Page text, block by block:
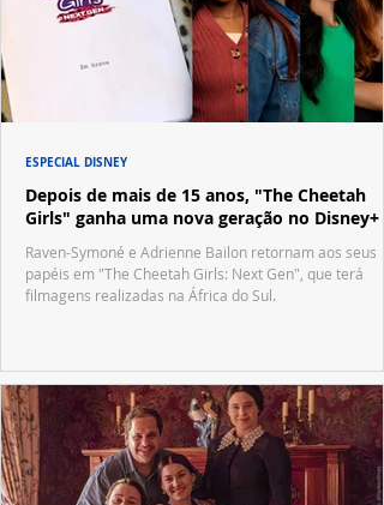
Depois de mais de 15 anos, "The Cheetah
Girls" ganha uma nova geração no Disney+
Raven-Symoné e Adrienne Bailon retornam aos seus
papéis em "The Cheetah Girls: Next Gen", que terá
filmagens realizadas na África do Sul.
ESPECIAL DISNEY